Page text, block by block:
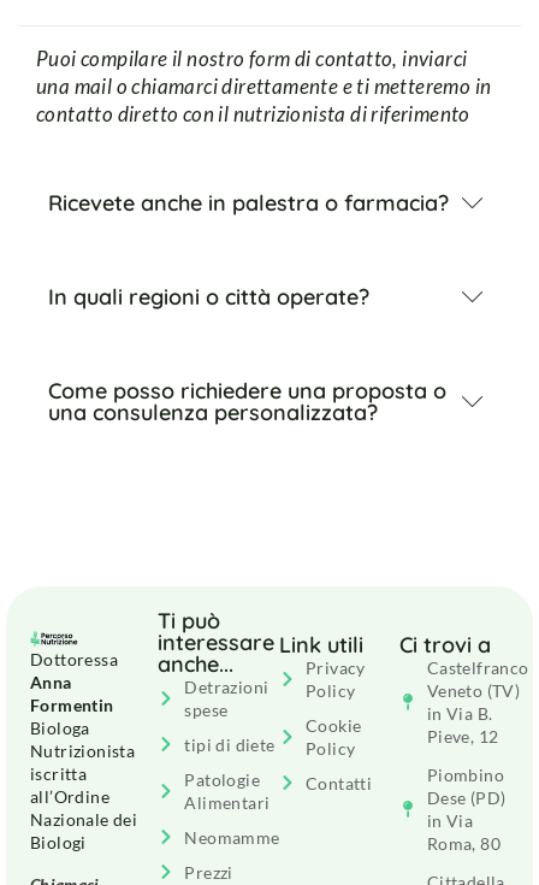
Puoi compilare il nostro form di contatto, inviarci
una mail o chiamarci direttamente e ti metteremo in
contatto diretto con il nutrizionista di riferimento
Ricevete anche in palestra o farmacia?
In quali regioni o città operate?
Come posso richiedere una proposta o
una consulenza personalizzata?
Dottoressa
Anna
Formentin
Biologa
Nutrizionista
iscritta
all’Ordine
Nazionale dei
Biologi
Ti può
interessare
anche...
Detrazioni
spese
tipi di diete
Patologie
Alimentari
Neomamme
Prezzi
Link utili
Privacy
Policy
Cookie
Policy
Contatti
Ci trovi a
Castelfranco
Veneto (TV)
in Via B.
Pieve, 12
Piombino
Dese (PD)
in Via
Roma, 80